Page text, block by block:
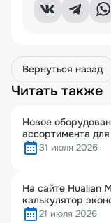
Вернуться назад
Читать также
Новое
ассортимента
31 июля 2026
На сайте Hualian
калькулятор
21 июля 2026